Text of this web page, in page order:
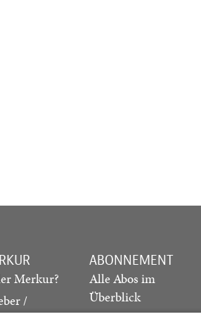
Merkur?
/
ABONNEMENT
Alle Abos im
Überblick